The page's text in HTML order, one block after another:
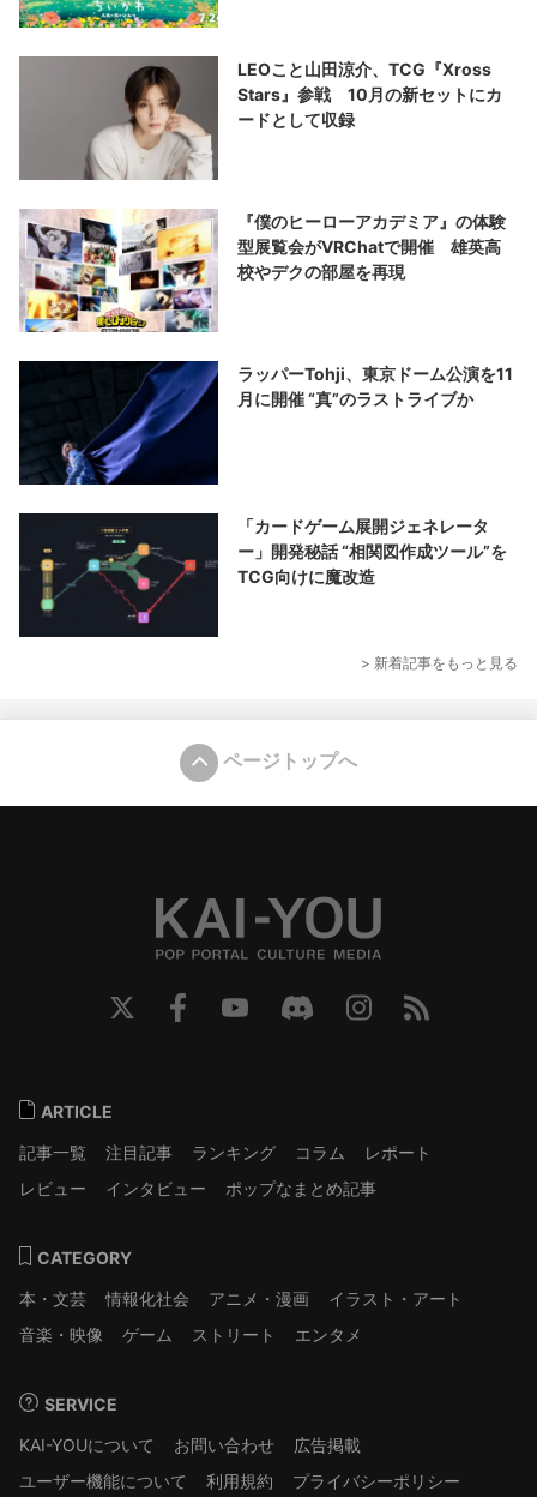
LEOこと山田涼介、TCG『Xross
Stars』参戦 10月の新セットにカ
ードとして収録
『僕のヒーローアカデミア』の体験
型展覧会がVRChatで開催 雄英高
校やデクの部屋を再現
ラッパーTohji、東京ドーム公演を11
月に開催 “真”のラストライブか
「カードゲーム展開ジェネレータ
ー」開発秘話 “相関図作成ツール”を
TCG向けに魔改造
> 新着記事をもっと見る
ページトップへ
ARTICLE
記事一覧
注目記事 ランキング コラム
レポート
レビュー
インタビュー ポップなまとめ記事
CATEGORY
本・文芸
情報化社会 アニメ・漫画
イラスト・アート
音楽・映像
ゲーム ストリート エンタメ
SERVICE
KAI-YOUについて
お問い合わせ
広告掲載
ユーザー機能について
利用規約 プライバシーポリシー